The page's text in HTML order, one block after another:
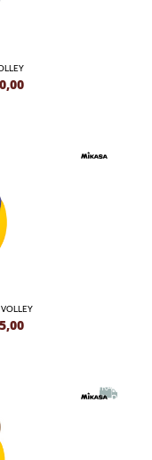
GRATIS
IN DE